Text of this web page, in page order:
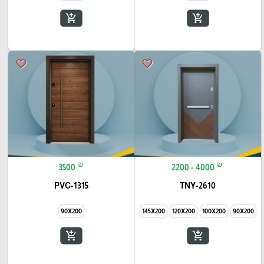
add_shopping_cart
add_shopping_cart
favorite_border
2200 - 4000 ₪
TNY-2610
90X200
100X200
120X200
145X200
add_shopping_cart
favorite_border
3500 ₪
PVC-1315
90X200
add_shopping_cart